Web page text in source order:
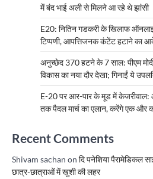
में बंद भाई अली से मिलने आ रहे थे झांसी
E20: नितिन गडकरी के खिलाफ
टिप्पणी, आपत्तिजनक कंटेंट हटाने का
अनुच्छेद 370 हटने के 7 साल: पीएम
विकास का नया दौर देखा; गिनाईं ये
E-20 पर आर-पार के मूड में
तक पैदल मार्च का एलान, करेंगे एक और
Recent Comments
Shivam sachan on दि पनेशिया पैरामेडिकल
छात्र-छात्राओं में खुशी की लहर